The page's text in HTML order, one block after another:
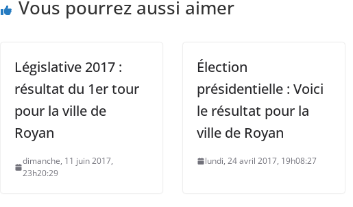
Vous pourrez aussi aimer
Législative 2017 :
résultat du 1er tour
pour la ville de
Royan
dimanche, 11 juin 2017,
23h20:29
Élection
présidentielle : Voici
le résultat pour la
ville de Royan
lundi, 24 avril 2017, 19h08:27